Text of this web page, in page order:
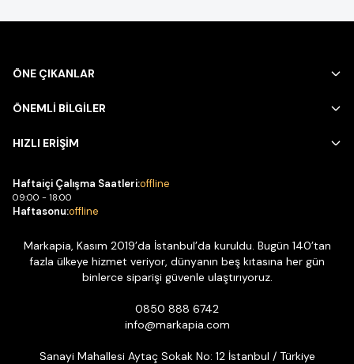
ÖNE ÇIKANLAR
ÖNEMLİ BİLGİLER
HIZLI ERİŞİM
Haftaiçi Çalışma Saatleri:offline
09:00 - 18:00
Haftasonu:offline
Markapia, Kasım 2019’da İstanbul’da kuruldu. Bugün 140’tan
fazla ülkeye hizmet veriyor, dünyanın beş kıtasına her gün
binlerce siparişi güvenle ulaştırıyoruz.
0850 888 6742
info@markapia.com
Sanayi Mahallesi Aytaç Sokak No: 12 İstanbul / Türkiye